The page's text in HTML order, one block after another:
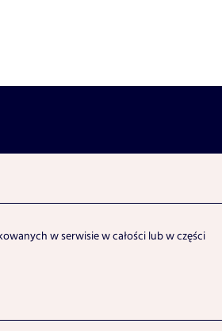
w serwisie w całości lub w części